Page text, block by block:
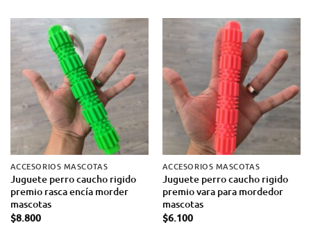
ACCESORIOS MASCOTAS
Juguete perro caucho rigido
premio rasca encía morder
mascotas
$8.800
ACCESORIOS MASCOTAS
Juguete perro caucho rigido
premio vara para mordedor
mascotas
$6.100